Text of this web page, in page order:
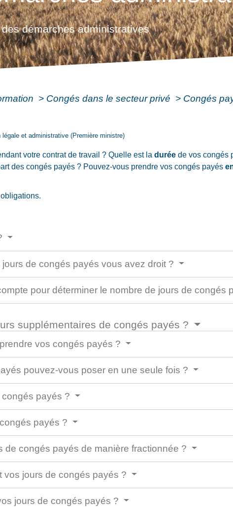
démarches administratives
> Congés dans le secteur privé > Congés
et administrative (Première ministre)
votre contrat de travail ? Quelle est ladurée de vos congés
des congés payés ? Pouvez-vous prendre vos congés payés
de congés payés vous avez droit ?
pour déterminer le nombre de jours de congés
supplémentaires de congés payés ?
vos congés payés ?
pouvez-vous poser en une seule fois ?
payés ?
payés ?
de congés payés de manière fractionnée ?
vos jours de congés payés ?
jours de congés payés ?